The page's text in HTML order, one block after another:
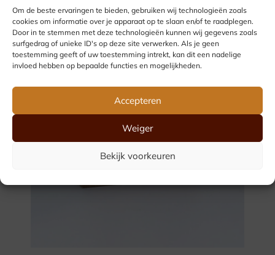
Om de beste ervaringen te bieden, gebruiken wij technologieën zoals
cookies om informatie over je apparaat op te slaan en/of te raadplegen.
Door in te stemmen met deze technologieën kunnen wij gegevens zoals
surfgedrag of unieke ID's op deze site verwerken. Als je geen
toestemming geeft of uw toestemming intrekt, kan dit een nadelige
invloed hebben op bepaalde functies en mogelijkheden.
Accepteren
Weiger
Bekijk voorkeuren